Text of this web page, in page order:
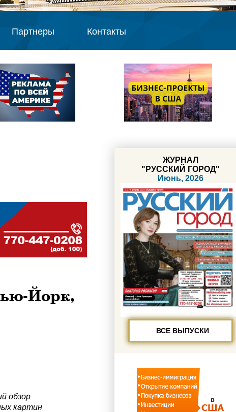
Партнеры Контакты
Йорк,
обзор
картин
ЖУРНАЛ
"РУССКИЙ ГОРОД"
Июнь, 2026
ВСЕ ВЫПУСКИ